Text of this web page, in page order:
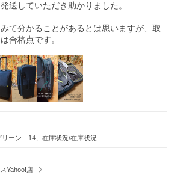
送していただき助かりました。
て分かることがあるとは思いますが、取
合格点です。
リーン 14、在庫状況/在庫状況
Yahoo!店